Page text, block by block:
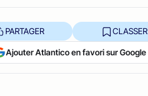
PARTAGER CLASSER
Ajouter Atlantico en favori sur Google